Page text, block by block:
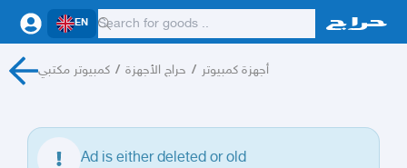
EN
كمبيوتر مكتبي / حراج الأجهزة / أجهزة كمبيوتر
Ad is either deleted or old